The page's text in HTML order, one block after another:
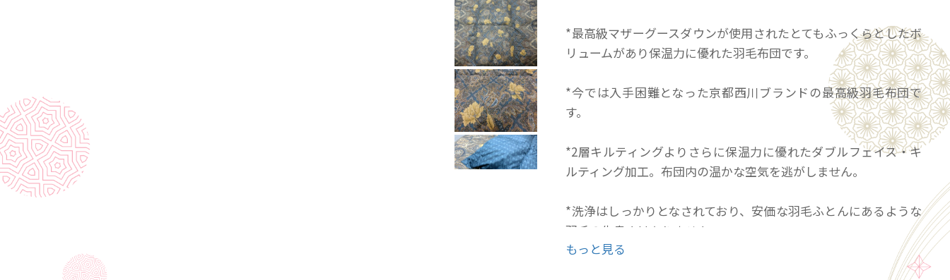
*最高級マザーグースダウンが使用されたとてもふっくらとしたボ
リュームがあり保温力に優れた羽毛布団です。
*今では入手困難となった京都西川ブランドの最高級羽毛布団で
す。
*2層キルティングよりさらに保温力に優れたダブルフェイス・キ
ルティング加工。布団内の温かな空気を逃がしません。
*洗浄はしっかりとなされており、安価な羽毛ふとんにあるような
羽毛の生臭さはありません。
*やわらかでドレープ性に優れた側生地を使用、かさ高性にすぐ
もっと見る